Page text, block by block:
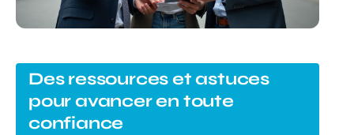
Des ressources et astuces
pour avancer en toute
confiance